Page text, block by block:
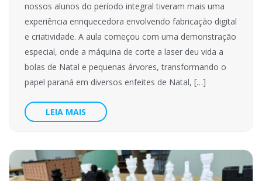
nossos alunos do período integral tiveram mais uma
experiência enriquecedora envolvendo fabricação digital
e criatividade. A aula começou com uma demonstração
especial, onde a máquina de corte a laser deu vida a
bolas de Natal e pequenas árvores, transformando o
papel paraná em diversos enfeites de Natal, […]
LEIA MAIS